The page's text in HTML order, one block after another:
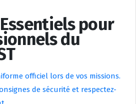
pour
du
officiel lors de vos missions.
de sécurité et respectez-